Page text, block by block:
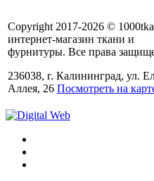
Copyright 2017-2026 ©
интернет-магазин ткани и
фурнитуры. Все права
236038, г. Калининград, ул.
Аллея, 26 Посмотреть на